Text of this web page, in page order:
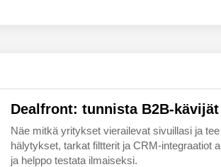
Dealfront: tunnista B2B-
Näe mitkä yritykset vierailevat sivuillasi ja
hälytykset, tarkat filtterit ja CRM-integraatiot
ja helppo testata ilmaiseksi.